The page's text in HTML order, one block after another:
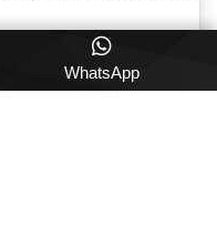
WhatsApp